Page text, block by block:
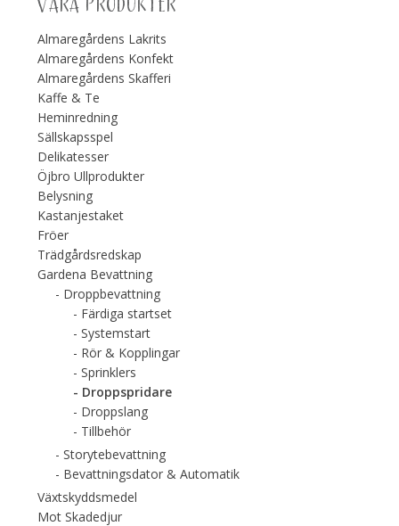
Almaregårdens Lakrits
Almaregårdens Konfekt
Almaregårdens Skafferi
Kaffe & Te
Heminredning
Sällskapsspel
Delikatesser
Öjbro Ullprodukter
Belysning
Kastanjestaket
Fröer
Trädgårdsredskap
Gardena Bevattning
Droppbevattning
Färdiga startset
Systemstart
Rör & Kopplingar
Sprinklers
Droppspridare
Droppslang
Tillbehör
Storytebevattning
Bevattningsdator & Automatik
Växtskyddsmedel
Mot Skadedjur